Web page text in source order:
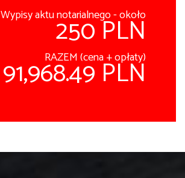
Wypisy aktu notarialnego - około
250 PLN
RAZEM (cena + opłaty)
91,968.49 PLN